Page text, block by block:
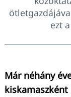
ezt
Már néhány